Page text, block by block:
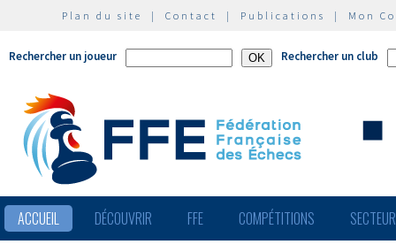
Plan du site | Contact | Publications | Mon
Rechercher un joueur Rechercher un club
ACCUEIL DÉCOUVRIR FFE COMPÉTITIONS